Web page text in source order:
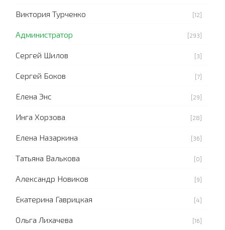
Виктория Турченко [12]
Администратор [293]
Сергей Шилов [3]
Сергей Боков [7]
Елена Энс [29]
Инга Хорзова [28]
Елена Назаркина [36]
Татьяна Валькова [0]
Александр Новиков [9]
Екатерина Гаврицкая [4]
Ольга Лихачева [16]